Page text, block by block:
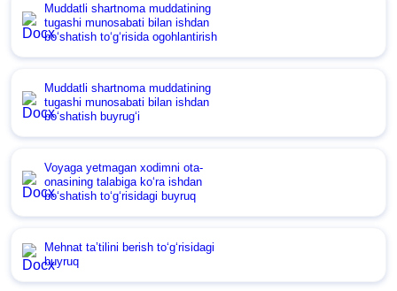
Muddatli shartnoma muddatining
tugashi munosabati bilan ishdan
boʻshatish toʻgʻrisida ogohlantirish
Muddatli shartnoma muddatining
tugashi munosabati bilan ishdan
boʻshatish buyrugʻi
Voyaga yetmagan хodimni ota-
onasining talabiga koʻra ishdan
boʻshatish toʻgʻrisidagi buyruq
Mehnat ta’tilini berish toʻgʻrisidagi
buyruq